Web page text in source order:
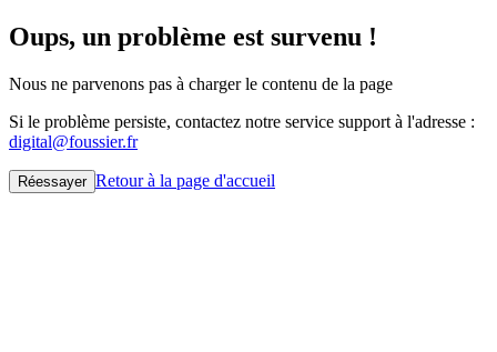
Oups, un problème est survenu !
Nous ne parvenons pas à charger le contenu de la page
Si le problème persiste, contactez notre service support à l'adresse :
digital@foussier.fr
Réessayer Retour à la page d'accueil